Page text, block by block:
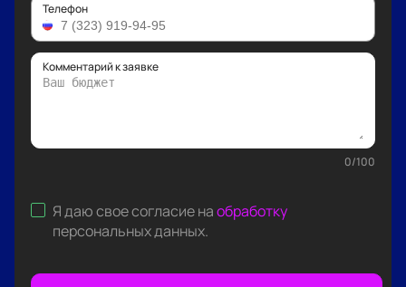
Телефон
Комментарий к заявке
0/100
Я даю свое согласие наобработку
персональных данных.